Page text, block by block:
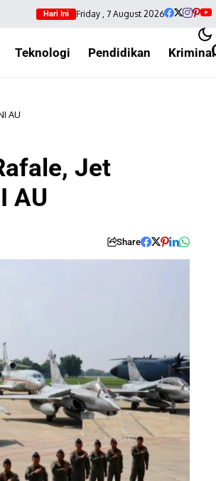
Hari Ini Friday , 7 August 2026
Teknologi Pendidikan Kriminal
AU
Jet
AU
Share